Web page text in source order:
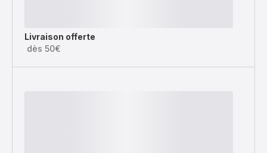
Livraison offerte
dès 50€